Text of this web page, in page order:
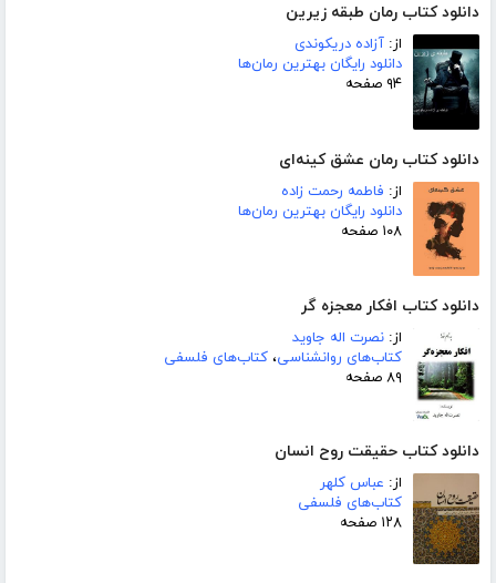
دانلود کتاب رمان طبقه زیرین
از: آزاده دریکوندی
دانلود رایگان بهترین رمان‌ها
۹۴ صفحه
دانلود کتاب رمان عشق کینه‌ای
از: فاطمه رحمت زاده
دانلود رایگان بهترین رمان‌ها
۱۰۸ صفحه
دانلود کتاب افکار معجزه گر
از: نصرت اله جاوید
کتاب‌های روانشناسی، کتاب‌های فلسفی
۸۹ صفحه
دانلود کتاب حقیقت روح انسان
از: عباس کلهر
کتاب‌های فلسفی
۱۲۸ صفحه